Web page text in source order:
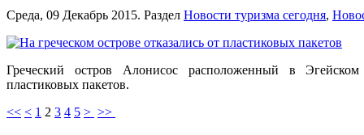
Среда, 09 Декабрь 2015. Раздел Новости туризма сегодня,
Греческий остров Алонисос расположенный в
пластиковых пакетов.
<< < 1 2 3 4 5 > >>